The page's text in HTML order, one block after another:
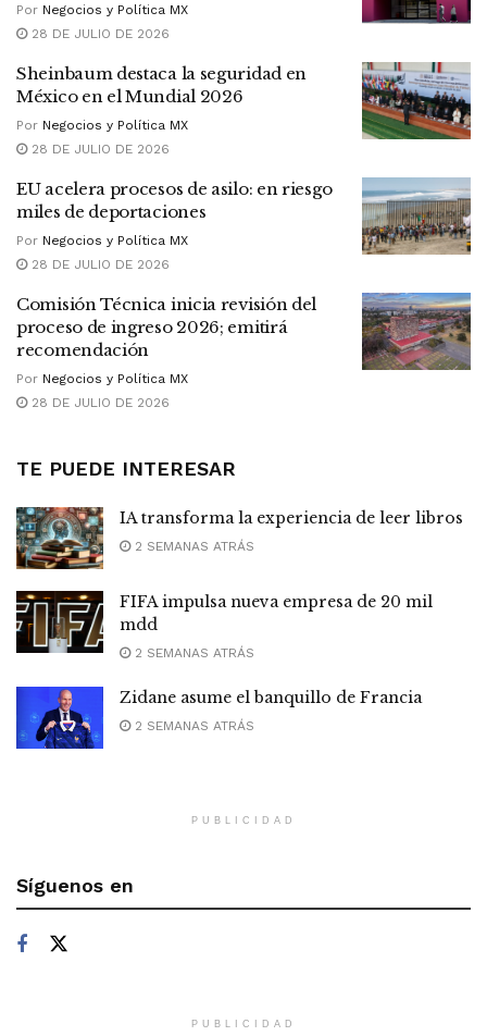
Por Negocios y Política MX
28 DE JULIO DE 2026
Sheinbaum destaca la seguridad en
México en el Mundial 2026
Por Negocios y Política MX
28 DE JULIO DE 2026
EU acelera procesos de asilo: en riesgo
miles de deportaciones
Por Negocios y Política MX
28 DE JULIO DE 2026
Comisión Técnica inicia revisión del
proceso de ingreso 2026; emitirá
recomendación
Por Negocios y Política MX
28 DE JULIO DE 2026
TE PUEDE INTERESAR
IA transforma la experiencia de leer libros
2 SEMANAS ATRÁS
FIFA impulsa nueva empresa de 20 mil
mdd
2 SEMANAS ATRÁS
Zidane asume el banquillo de Francia
2 SEMANAS ATRÁS
PUBLICIDAD
Síguenos en
PUBLICIDAD